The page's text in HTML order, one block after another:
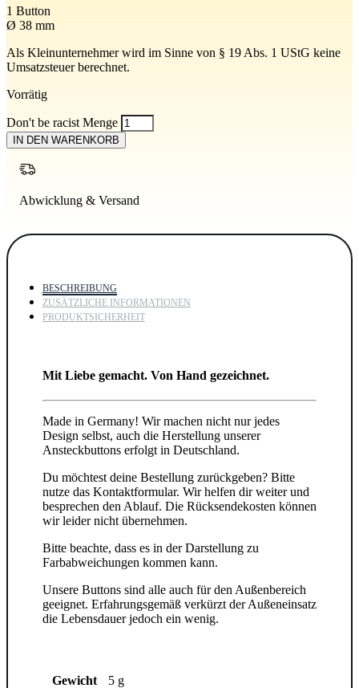
1 Button
Ø 38 mm
Als Kleinunternehmer wird im Sinne von § 19 Abs. 1 UStG keine
Umsatzsteuer berechnet.
Vorrätig
Don't be racist Menge
IN DEN WARENKORB
Abwicklung & Versand
BESCHREIBUNG
ZUSÄTZLICHE INFORMATIONEN
PRODUKTSICHERHEIT
Mit Liebe gemacht. Von Hand gezeichnet.
Made in Germany! Wir machen nicht nur jedes
Design selbst, auch die Herstellung unserer
Ansteckbuttons erfolgt in Deutschland.
Du möchtest deine Bestellung zurückgeben? Bitte
nutze das Kontaktformular. Wir helfen dir weiter und
besprechen den Ablauf. Die Rücksendekosten können
wir leider nicht übernehmen.
Bitte beachte, dass es in der Darstellung zu
Farbabweichungen kommen kann.
Unsere Buttons sind alle auch für den Außenbereich
geeignet. Erfahrungsgemäß verkürzt der Außeneinsatz
die Lebensdauer jedoch ein wenig.
Gewicht
5 g